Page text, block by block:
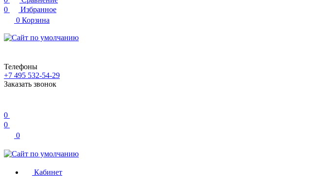
0
Избранное
0 Корзина
Телефоны
+7 495 532-54-29
Заказать звонок
0
0
0
Кабинет